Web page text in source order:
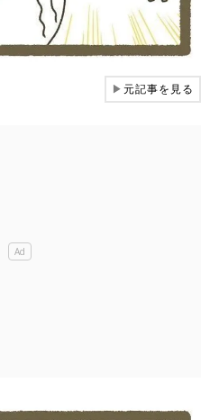
▶元記事を見る